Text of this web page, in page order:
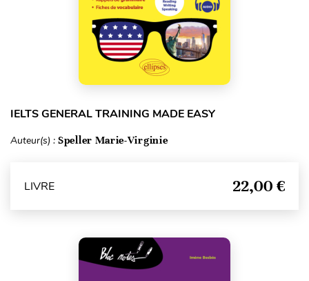
IELTS GENERAL TRAINING MADE EASY
Auteur(s) : Speller Marie-Virginie
LIVRE 22,00 €